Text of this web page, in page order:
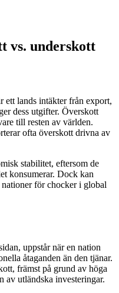
vs. underskott
ett lands intäkter från export,
dess utgifter. Överskott
till resten av världen.
ofta överskott drivna av
stabilitet, eftersom de
konsumerar. Dock kan
för chocker i global
uppstår när en nation
åtaganden än den tjänar.
främst på grund av höga
av utländska investeringar.